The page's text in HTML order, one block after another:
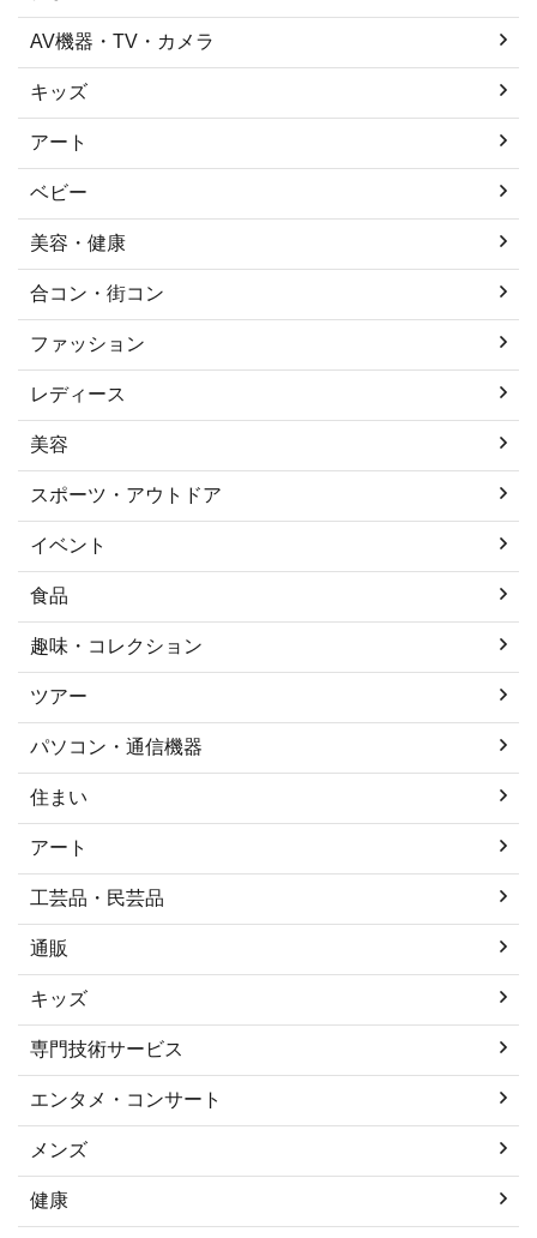
AV機器・TV・カメラ
キッズ
アート
ベビー
美容・健康
合コン・街コン
ファッション
レディース
美容
スポーツ・アウトドア
イベント
食品
趣味・コレクション
ツアー
パソコン・通信機器
住まい
アート
工芸品・民芸品
通販
キッズ
専門技術サービス
エンタメ・コンサート
メンズ
健康